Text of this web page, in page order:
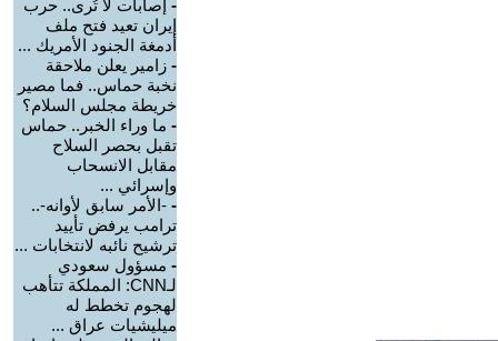
- إصابات لا تُرى.. حرب
إيران تعيد فتح ملف
أدمغة الجنود الأمريك ...
- زامير يعلن ملاحقة
نخبة حماس.. فما مصير
خريطة مجلس السلام؟
- ما وراء الخبر.. حماس
تقبل بحصر السلاح
مقابل الانسحاب
وإسرائي ...
- -الأمر سابق لأوانه-..
ترامب يرفض تأييد
ترشيح نائبه لانتخابات ...
- مسؤول سعودي
لـCNN: المملكة تتأهب
لهجوم تخطط له
ميليشيات عراق ...